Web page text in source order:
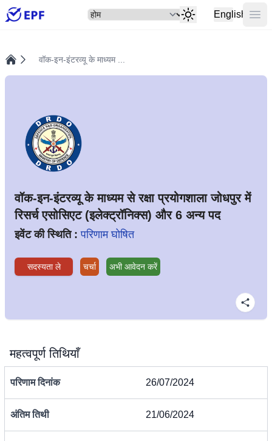
सेलेक्ट English
वॉक-इन-इंटरव्यू के माध्यम ...
वॉक-इन-इंटरव्यू के माध्यम से रक्षा प्रयोगशाला जोधपुर में
रिसर्च एसोसिएट (इलेक्ट्रॉनिक्स) और 6 अन्य पद
इवेंट की स्थिति : परिणाम घोषित
सदस्यता ले चर्चा अभी आवेदन करें
महत्वपूर्ण तिथियाँ
परिणाम दिनांक 26/07/2024
अंतिम तिथी 21/06/2024